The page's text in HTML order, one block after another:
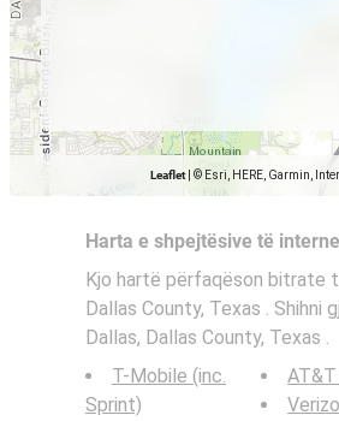
Leaflet © Esri, HERE, Garmin,
Harta e shpejtësive të
Kjo hartë përfaqëson bitrate
Dallas County, Texas .
Dallas, Dallas County, Texas .
T-Mobile (inc.
Sprint)